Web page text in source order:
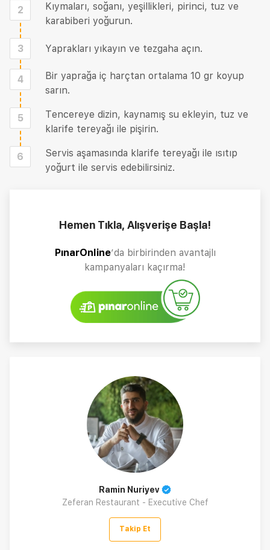
2
Kıymaları, soğanı, yeşillikleri, pirinci, tuz ve
karabiberi yoğurun.
3 Yaprakları yıkayın ve tezgaha açın.
4
Bir yaprağa iç harçtan ortalama 10 gr koyup
sarın.
5
Tencereye dizin, kaynamış su ekleyin, tuz ve
klarife tereyağı ile pişirin.
6
Servis aşamasında klarife tereyağı ile ısıtıp
yoğurt ile servis edebilirsiniz.
Hemen Tıkla, Alışverişe Başla!
PınarOnline’da birbirinden avantajlı
kampanyaları kaçırma!
Ramin Nuriyev
Zeferan Restaurant - Executive Chef
Takip Et